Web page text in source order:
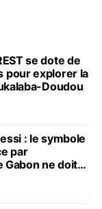
se dote de
pour explorer la
Doudou
: le symbole
par
Gabon ne doit